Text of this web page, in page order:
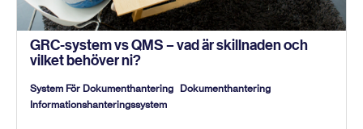
GRC-system vs QMS – vad är skillnaden och
vilket behöver ni?
System För Dokumenthantering Dokumenthantering
Informationshanteringssystem